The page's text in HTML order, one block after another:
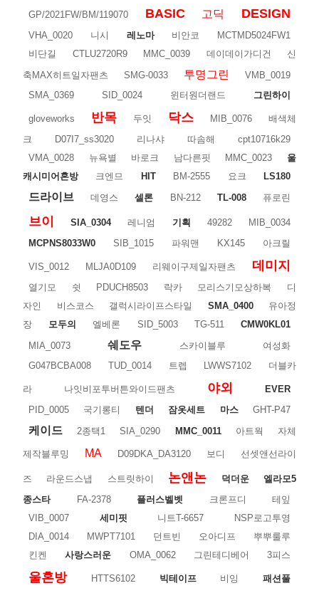
GP/2021FW/BM/119070 BASIC 고딕 DESIGN
VHA_0020 니시 레노마 비안코
MCTMD5024FW1
비단길
CTLU2720R9 MMC_0039 데이데이가디건
신
축MAX히트일자팬츠
SMG-0033 투명그린
VMB_0019
SMA_0369
SID_0024 윈터원더랜드 그린하이
gloveworks 반목 두잇 닥스 MIB_0076
배색체
크
D07I7_ss3020 리나샤 따솜해
cpt10716k29
VMA_0028
뉴욕별 바로크 남다른핏 MMC_0023
울
캐시미어혼방
크엔므 HIT BM-2555 요크 LS180
드라이브 데영스 셀론 BN-212 TL-008 퓨로린
브이 SIA_0304 레니엄 기획 49282
MIB_0034
MCPNS8033W0
SIB_1015 파워맨 KX145 아크릴
VIS_0012 MLJA0D109 리웨이구제일자팬츠 데미지
열기모 쉿 PDUCH8503 락카 모리스기모상하복
디
자인
비스코스 갤럭시라이프스타일 SMA_0400
유아정
장
모두의 엘베론 SID_5003 TG-511
CMW0KL01
MIA_0073
쉐도우 스카이블루
여성화
G047BCBA008
TUD_0014 트렙 LWWS7102 더블카
라 나잇비포투버튼와이드팬츠 야외
EVER
PID_0005
국기롱티 텐더 잠옷세트 마스 GHT-P47
케이드 2종택1 SIA_0290 MMC_0011 아트웍 자체
제작블루밍 MA D09DKA_DA3120 보디 선셋앤선라이
즈 라운드스냅 스트릿하이 논앤논 덕더운
엘라모5
종스타
FA-2378 플러스벨벳 크론프디
테잎
VIB_0007
세미핏 니트T-6657
NSP로고투영
DIA_0014
MWPT7101 던트빈 오아디프
뿌뿌룰루
킨켄
사랑스러운 OMA_0062 그린테디베어 3피스
울혼방 HTTS6102 빅테이프 비잉 패션풀